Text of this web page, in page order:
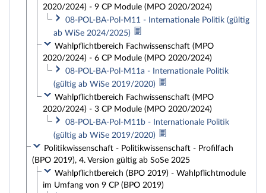
2020/2024) - 9 CP Module (MPO 2020/2024)
08-POL-BA-Pol-M11 - Internationale Politik (gültig
ab WiSe 2024/2025)
Wahlpflichtbereich Fachwissenschaft (MPO
2020/2024) - 6 CP Module (MPO 2020/2024)
08-POL-BA-Pol-M11a - Internationale Politik
(gültig ab WiSe 2019/2020)
Wahlpflichtbereich Fachwissenschaft (MPO
2020/2024) - 3 CP Module (MPO 2020/2024)
08-POL-BA-Pol-M11b - Internationale Politik
(gültig ab WiSe 2019/2020)
Politikwissenschaft - Politikwissenschaft - Profilfach
(BPO 2019), 4. Version gültig ab SoSe 2025
Wahlpflichtbereich (BPO 2019) - Wahlpflichtmodule
im Umfang von 9 CP (BPO 2019)